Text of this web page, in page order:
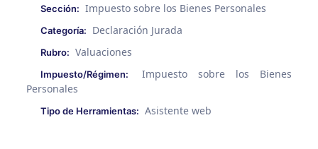
Sección: Impuesto sobre los Bienes Personales
Categoría: Declaración Jurada
Rubro: Valuaciones
Impuesto/Régimen:
Impuesto sobre los Bienes
Personales
Tipo de Herramientas: Asistente web